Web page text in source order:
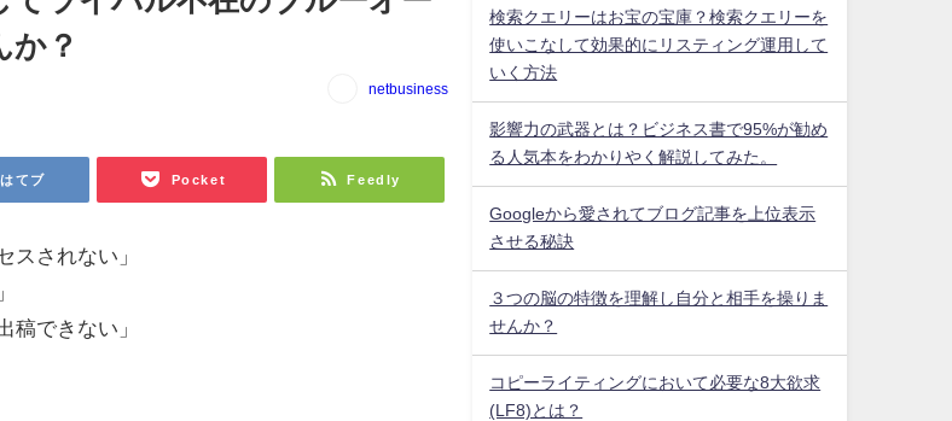
か？
netbusiness
はてブ Pocket Feedly
スされない」
稿できない」
検索クエリーはお宝の宝庫？検索クエリーを
使いこなして効果的にリスティング運用して
いく方法
影響力の武器とは？ビジネス書で95%が勧め
る人気本をわかりやく解説してみた。
Googleから愛されてブログ記事を上位表示
させる秘訣
３つの脳の特徴を理解し自分と相手を操りま
せんか？
コピーライティングにおいて必要な8大欲求
(LF8)とは？